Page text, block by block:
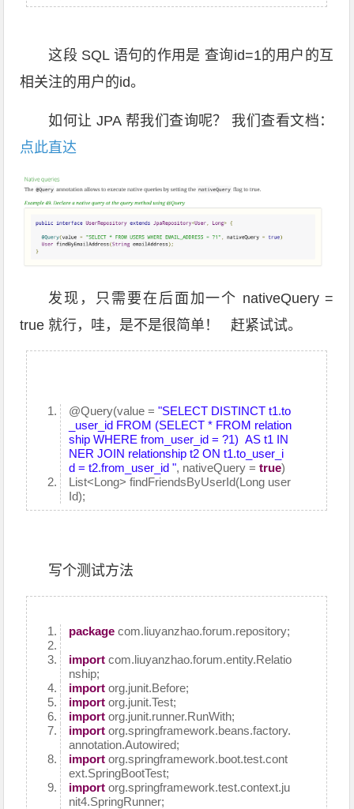
这段 SQL 语句的作用是 查询id=1的用户的互
相关注的用户的id。
如何让 JPA 帮我们查询呢？ 我们查看文档：
点此直达
发现，只需要在后面加一个 nativeQuery =
true 就行，哇，是不是很简单！ 赶紧试试。
@Query(value ="SELECT DISTINCT t1.to
_user_id FROM (SELECT * FROM relation
ship WHERE from_user_id = ?1) AS t1 IN
NER JOIN relationship t2 ON t1.to_user_i
d = t2.from_user_id ", nativeQuery =true)
List<Long> findFriendsByUserId(Long user
Id);
写个测试方法
package com.liuyanzhao.forum.repository;
import com.liuyanzhao.forum.entity.Relatio
nship;
import org.junit.Before;
import org.junit.Test;
import org.junit.runner.RunWith;
import org.springframework.beans.factory.
annotation.Autowired;
import org.springframework.boot.test.cont
ext.SpringBootTest;
import org.springframework.test.context.ju
nit4.SpringRunner;